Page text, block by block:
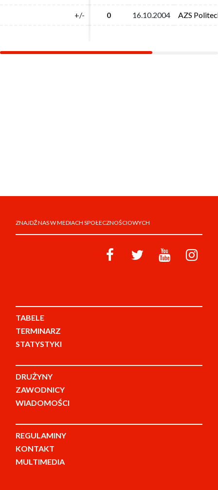
+/- 0 16.10.2004 AZS
+/- 0 16.10.2004 AZS
ZNAJDŹ NAS W MEDIACH SPOŁECZNOŚCIOWYCH
TABELE
TERMINARZ
STATYSTYKI
DRUŻYNY
ZAWODNICY
WIADOMOŚCI
REGULAMINY
KONTAKT
MULTIMEDIA